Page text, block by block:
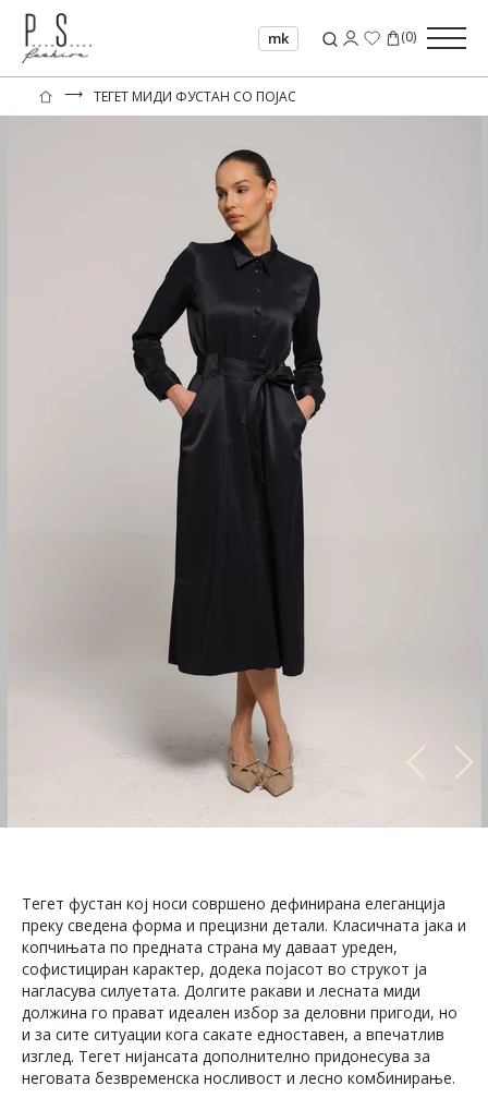
mk (0)
⟶ ТЕГЕТ МИДИ ФУСТАН СО ПОЈАС
Тегет фустан кој носи совршено дефинирана елеганција
преку сведена форма и прецизни детали. Класичната јака и
копчињата по предната страна му даваат уреден,
софистициран карактер, додека појасот во струкот ја
нагласува силуетата. Долгите ракави и лесната миди
должина го прават идеален избор за деловни пригоди, но
и за сите ситуации кога сакате едноставен, а впечатлив
изглед. Тегет нијансата дополнително придонесува за
неговата безвременска носливост и лесно комбинирање.